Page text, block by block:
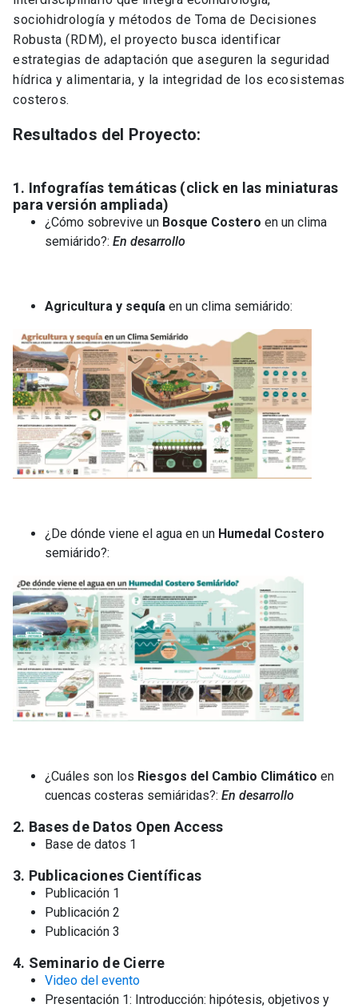
sociohidrología y métodos de Toma de Decisiones
Robusta (RDM), el proyecto busca identificar
estrategias de adaptación que aseguren la seguridad
hídrica y alimentaria, y la integridad de los ecosistemas
costeros.
Resultados del Proyecto:
1. Infografías temáticas (click en las miniaturas
para versión ampliada)
¿Cómo sobrevive un Bosque Costero en un clima
semiárido?: En desarrollo
Agricultura y sequía en un clima semiárido:
¿De dónde viene el agua en un Humedal Costero
semiárido?:
¿Cuáles son los Riesgos del Cambio Climático en
cuencas costeras semiáridas?: En desarrollo
2. Bases de Datos Open Access
Base de datos 1
3. Publicaciones Científicas
Publicación 1
Publicación 2
Publicación 3
4. Seminario de Cierre
Video del evento
Presentación 1: Introducción: hipótesis, objetivos y